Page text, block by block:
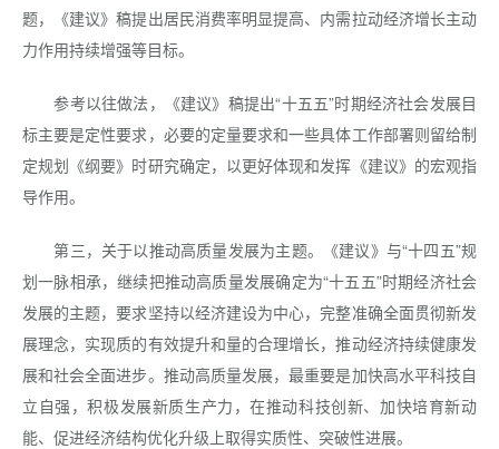
题，《建议》稿提出居民消费率明显提高、内需拉动经济增长主动
力作用持续增强等目标。
参考以往做法，《建议》稿提出“十五五”时期经济社会发展目
标主要是定性要求，必要的定量要求和一些具体工作部署则留给制
定规划《纲要》时研究确定，以更好体现和发挥《建议》的宏观指
导作用。
第三，关于以推动高质量发展为主题。《建议》与“十四五”规
划一脉相承，继续把推动高质量发展确定为“十五五”时期经济社会
发展的主题，要求坚持以经济建设为中心，完整准确全面贯彻新发
展理念，实现质的有效提升和量的合理增长，推动经济持续健康发
展和社会全面进步。推动高质量发展，最重要是加快高水平科技自
立自强，积极发展新质生产力，在推动科技创新、加快培育新动
能、促进经济结构优化升级上取得实质性、突破性进展。